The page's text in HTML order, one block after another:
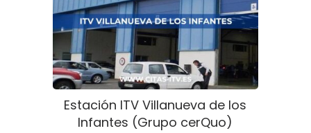
Estación ITV Villanueva de los
Infantes (Grupo cerQuo)